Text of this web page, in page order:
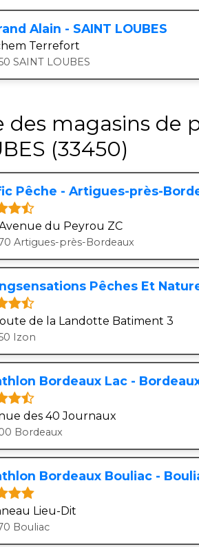
Alain - SAINT LOUBES
Terrefort
SAINT LOUBES
des magasins de
(33450)
Pêche - Artigues-près-
du Peyrou ZC
Artigues-près-Bordeaux
Pêches Et
de la Landotte Batiment 3
Izon
Bordeaux Lac -
des 40 Journaux
Bordeaux
Bordeaux Bouliac -
Lieu-Dit
Bouliac